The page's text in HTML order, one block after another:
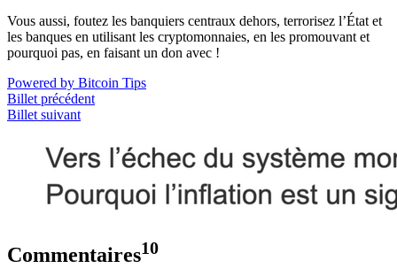
Vous aussi, foutez les banquiers centraux dehors, terrorisez l’État et
les banques en utilisant les cryptomonnaies, en les promouvant et
pourquoi pas, en faisant un don avec !
Powered by Bitcoin Tips
Billet précédent
Billet suivant
Commentaires10